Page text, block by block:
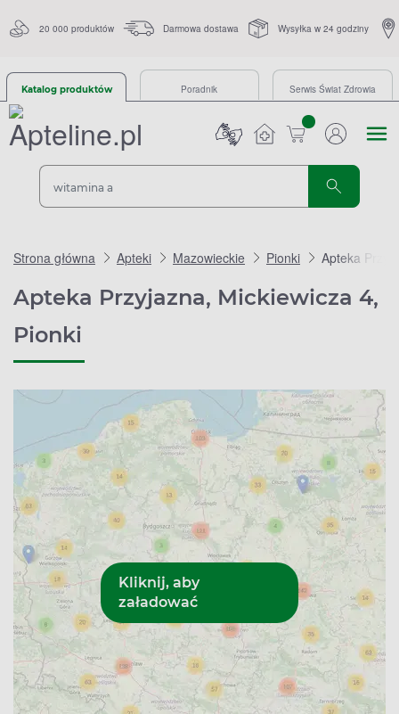
20 000 produktów Darmowa dostawa Wysyłka w 24 godziny
Katalog produktów Poradnik Serwis Świat Zdrowia
sztuk
Strona główna Apteki Mazowieckie Pionki Apteka
Apteka Przyjazna, Mickiewicza 4,
Pionki